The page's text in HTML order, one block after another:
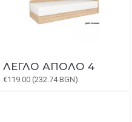
ЛЕГЛО АПОЛО 4
€119.00 (232.74 BGN)